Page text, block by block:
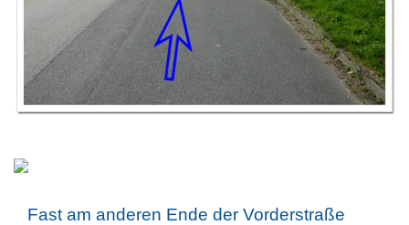
Fast am anderen Ende der Vorderstraße